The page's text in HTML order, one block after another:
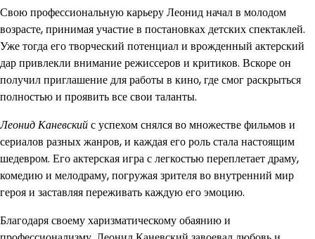
Свою профессиональную карьеру Леонид начал в молодом
возрасте, принимая участие в постановках детских спектаклей.
Уже тогда его творческий потенциал и врожденный актерский
дар привлекли внимание режиссеров и критиков. Вскоре он
получил приглашение для работы в кино, где смог раскрыться
полностью и проявить все свои таланты.
Леонид Каневскийс успехом снялся во множестве фильмов и
сериалов разных жанров, и каждая его роль стала настоящим
шедевром. Его актерская игра с легкостью переплетает драму,
комедию и мелодраму, погружая зрителя во внутренний мир
героя и заставляя переживать каждую его эмоцию.
Благодаря своему харизматическому обаянию и